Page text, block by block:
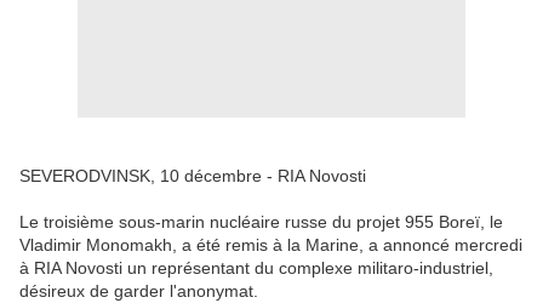
SEVERODVINSK, 10 décembre - RIA Novosti
Le troisième sous-marin nucléaire russe du projet 955 Boreï, le
Vladimir Monomakh, a été remis à la Marine, a annoncé mercredi
à RIA Novosti un représentant du complexe militaro-industriel,
désireux de garder l'anonymat.